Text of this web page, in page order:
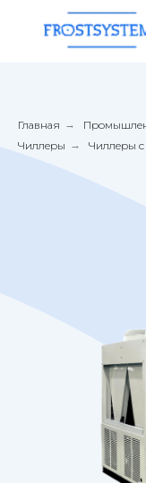
Главная →
Чиллеры → Чиллеры